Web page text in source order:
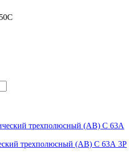
трехполюсный (АВ) С 63А 3P